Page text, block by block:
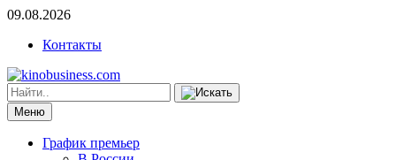
09.08.2026
Контакты
Меню
График премьер